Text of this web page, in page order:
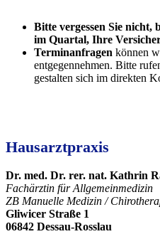
Bitte vergessen Sie nicht,
im Quartal, Ihre
Terminanfragen können
entgegennehmen. Bitte
gestalten sich im direkten
Hausarztpraxis
Dr. med. Dr. rer. nat. Kathrin
Fachärztin für Allgemeinmedizin
ZB Manuelle Medizin /
Gliwicer Straße 1
06842 Dessau-Rosslau